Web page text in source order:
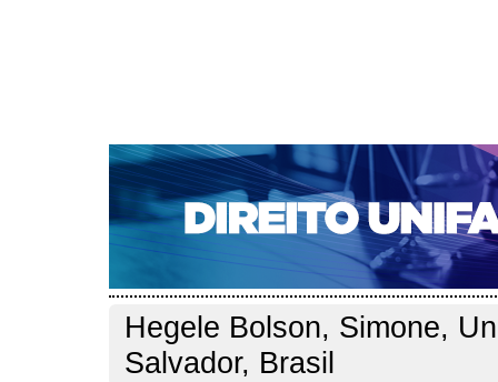
CAPA SOBRE ACESSO CADASTRO
NOTÍCIAS
EDIÇÕES DE Nº 1 A 100 WEBMAIL
Capa>Pesquisa> Perfil do autor
Perfil do autor
Hegele Bolson, Simone,
Salvador, Brasil